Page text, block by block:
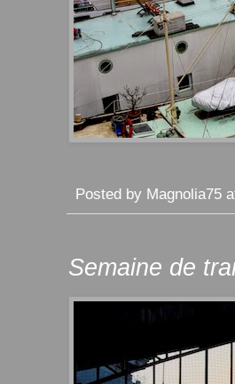
Posted by Magnolia75
Semaine de